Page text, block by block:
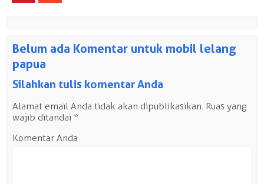
Belum ada Komentar untuk mobil lelang
papua
Silahkan tulis komentar Anda
Alamat email Anda tidak akan dipublikasikan. Ruas yang
wajib ditandai *
Komentar Anda